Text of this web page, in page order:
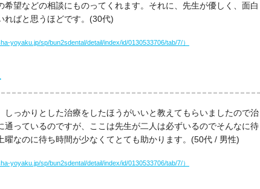
望などの相談にものってくれます。それに、先生が優しく、面白
ればと思うほどです。(30代)
yoyaku.jp/sp/bun2sdental/detail/index/id/0130533706/tab/7/）
っかりとした治療をしたほうがいいと教えてもらいましたので治
っているのですが、ここは先生が二人は必ずいるのでそんなに待
なのに待ち時間が少なくてとても助かります。(50代 / 男性)
yoyaku.jp/sp/bun2sdental/detail/index/id/0130533706/tab/7/）